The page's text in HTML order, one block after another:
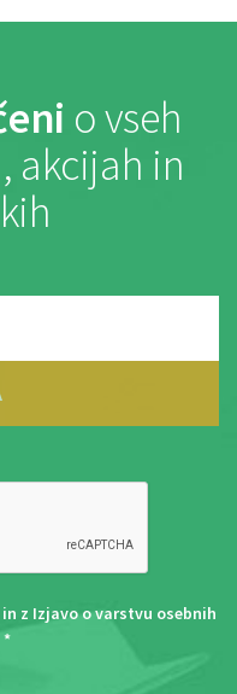
o vseh
akcijah in
in z Izjavo o varstvu osebnih
*